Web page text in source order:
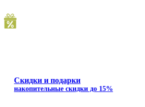
Скидки и подарки
накопительные скидки до 15%